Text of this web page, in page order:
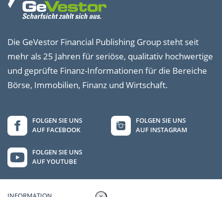
Die GeVestor Financial Publishing Group steht seit
mehr als 25 Jahren für seriöse, qualitativ hochwertige
und geprüfte Finanz-Informationen für die Bereiche
Börse, Immobilien, Finanz und Wirtschaft.
FOLGEN SIE UNS
AUF FACEBOOK
FOLGEN SIE UNS
AUF INSTAGRAM
FOLGEN SIE UNS
AUF YOUTUBE